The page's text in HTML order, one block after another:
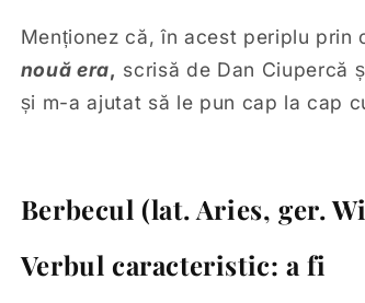
Menționez că, în acest periplu prin
nouă era, scrisă de Dan Ciupercă
și m-a ajutat să le pun cap la cap
Berbecul (lat. Aries, ger.
Verbul caracteristic: a fi